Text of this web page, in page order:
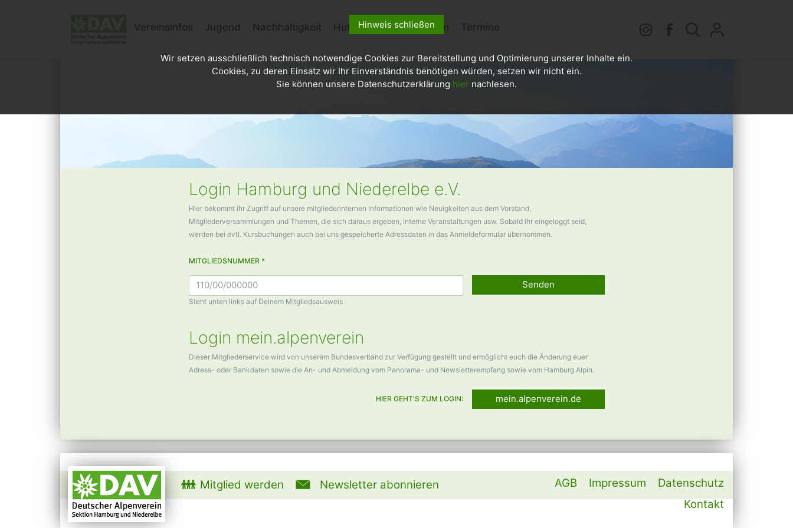
Vereinsinfos Jugend Nachhaltigkeit Hütten Kletterzentrum Termine
Login Hamburg und Niederelbe e.V.
Hier bekommt ihr Zugriff auf unsere mitgliederinternen Informationen wie Neuigkeiten aus dem Vorstand,
Mitgliederversammlungen und Themen, die sich daraus ergeben, interne Veranstaltungen usw. Sobald ihr eingeloggt seid,
werden bei evtl. Kursbuchungen auch bei uns gespeicherte Adressdaten in das Anmeldeformular übernommen.
MITGLIEDSNUMMER *
Steht unten links auf Deinem Mitgliedsausweis
Senden
Login mein.alpenverein
Dieser Mitgliederservice wird von unserem Bundesverband zur Verfügung gestellt und ermöglicht euch die Änderung euer
Adress- oder Bankdaten sowie die An- und Abmeldung vom Panorama- und Newsletterempfang sowie vom Hamburg Alpin.
HIER GEHT'S ZUM LOGIN: mein.alpenverein.de
Mitglied werden Newsletter abonnieren Datenschutz
Impressum
AGB
Kontakt
Hinweis schließen
Wir setzen ausschließlich technisch notwendige Cookies zur Bereitstellung und Optimierung unserer Inhalte ein.
Cookies, zu deren Einsatz wir Ihr Einverständnis benötigen würden, setzen wir nicht ein.
Sie können unsere Datenschutzerklärung hier nachlesen.